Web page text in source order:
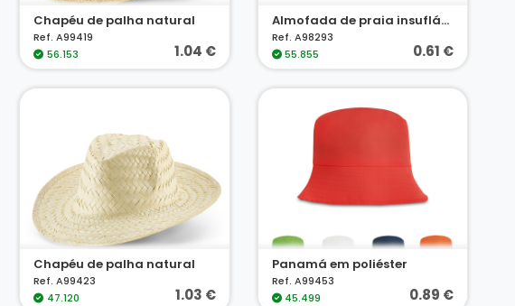
Chapéu de palha natural
Ref. A99419
56.153
1.04 €
Almofada de praia insuflável em PVC opaco
Ref. A98293
55.855
0.61 €
Chapéu de palha natural
Ref. A99423
47.120
1.03 €
Panamá em poliéster
Ref. A99453
45.499
0.89 €